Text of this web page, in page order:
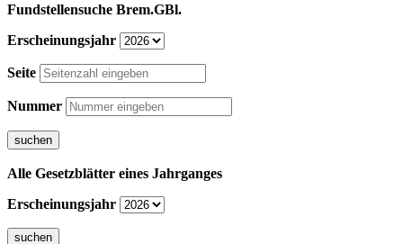
Fundstellensuche Brem.GBl.
Erscheinungsjahr
Seite
Nummer
Alle Gesetzblätter eines Jahrganges
Erscheinungsjahr